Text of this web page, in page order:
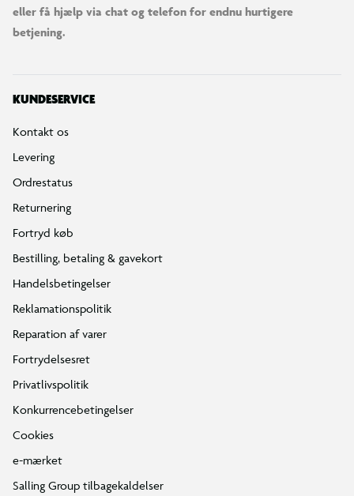
eller få hjælp via chat og telefon for endnu hurtigere
betjening.
KUNDESERVICE
Kontakt os
Levering
Ordrestatus
Returnering
Fortryd køb
Bestilling, betaling & gavekort
Handelsbetingelser
Reklamationspolitik
Reparation af varer
Fortrydelsesret
Privatlivspolitik
Konkurrencebetingelser
Cookies
e-mærket
Salling Group tilbagekaldelser